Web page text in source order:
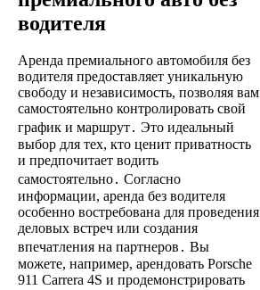
водителя
Аренда премиального автомобиля без
водителя предоставляет уникальную
свободу и независимость, позволяя вам
самостоятельно контролировать свой
график и маршрут․ Это идеальный
выбор для тех, кто ценит приватность
и предпочитает водить
самостоятельно․ Согласно
информации, аренда без водителя
особенно востребована для проведения
деловых встреч или создания
впечатления на партнеров․ Вы
можете, например, арендовать Porsche
911 Carrera 4S и продемонстрировать